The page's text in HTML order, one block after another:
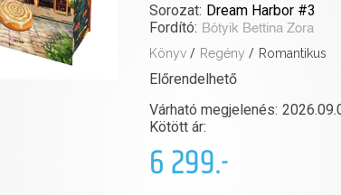
Sorozat: Dream Harbor #3
Fordító: Bótyik Bettina Zora
Könyv / Regény / Romantikus
Előrendelhető
Várható megjelenés:
Kötött ár:
6 299.-